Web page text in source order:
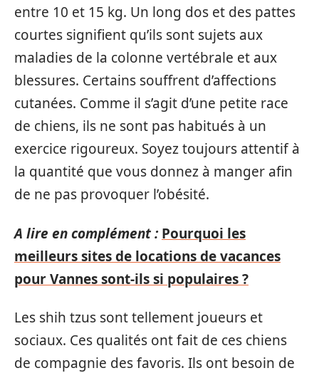
entre 10 et 15 kg. Un long dos et des pattes
courtes signifient qu’ils sont sujets aux
maladies de la colonne vertébrale et aux
blessures. Certains souffrent d’affections
cutanées. Comme il s’agit d’une petite race
de chiens, ils ne sont pas habitués à un
exercice rigoureux. Soyez toujours attentif à
la quantité que vous donnez à manger afin
de ne pas provoquer l’obésité.
A lire en complément : Pourquoi les
meilleurs sites de locations de vacances
pour Vannes sont-ils si populaires ?
Les shih tzus sont tellement joueurs et
sociaux. Ces qualités ont fait de ces chiens
de compagnie des favoris. Ils ont besoin de